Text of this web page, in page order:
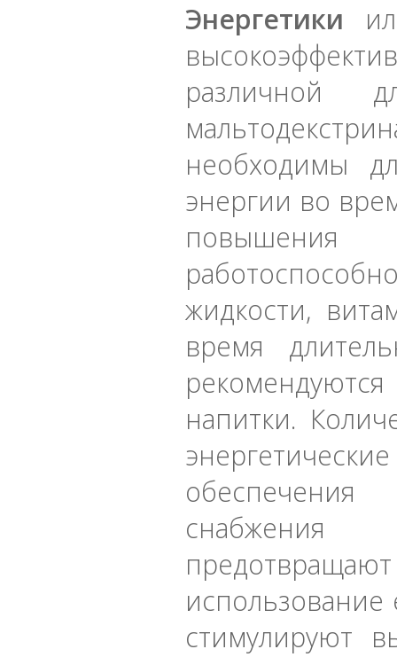
Энергетики
различной
необходимы
энергии во
повышения
жидкости,
время
напитки.
снабжения
использование
стимулируют